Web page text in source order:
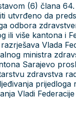
(6) člana
utvrđeno da
odbora
ili više kantona i
Vlada
ministra
Sarajevo
zdravstva
prijedloga
Vladi